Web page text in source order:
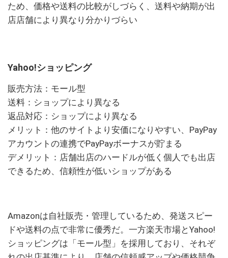
ため、価格や送料の比較がしづらく、送料や納期が出
店店舗により異なり分かりづらい
Yahoo!ショッピング
販売方法：モール型
送料：ショップにより異なる
返品対応：ショップにより異なる
メリット：他のサイトより安価になりやすい、PayPay
アカウントの連携でPayPayボーナスが貯まる
デメリット：店舗出店のハードルが低く個人でも出店
できるため、信頼性が低いショップがある
Amazonは自社販売・管理しているため、発送スピー
ドや送料の点で非常に優秀だ。一方楽天市場とYahoo!
ショッピングは「モール型」を採用しており、それぞ